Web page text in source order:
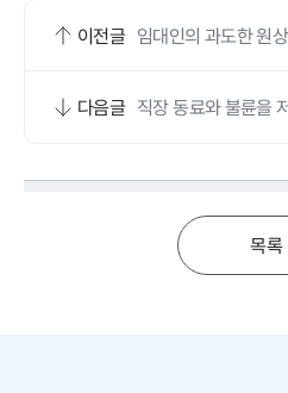
이전글 임대인의 과도한 원
다음글 직장 동료와 불륜을
목록